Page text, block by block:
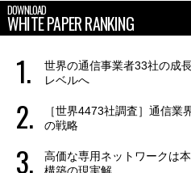
DOWNLOAD
WHITE PAPER RANKING
世界の通信事業者33社の成
レベルへ
［世界4473社調査］通信
の戦略
高価な専用ネットワークは